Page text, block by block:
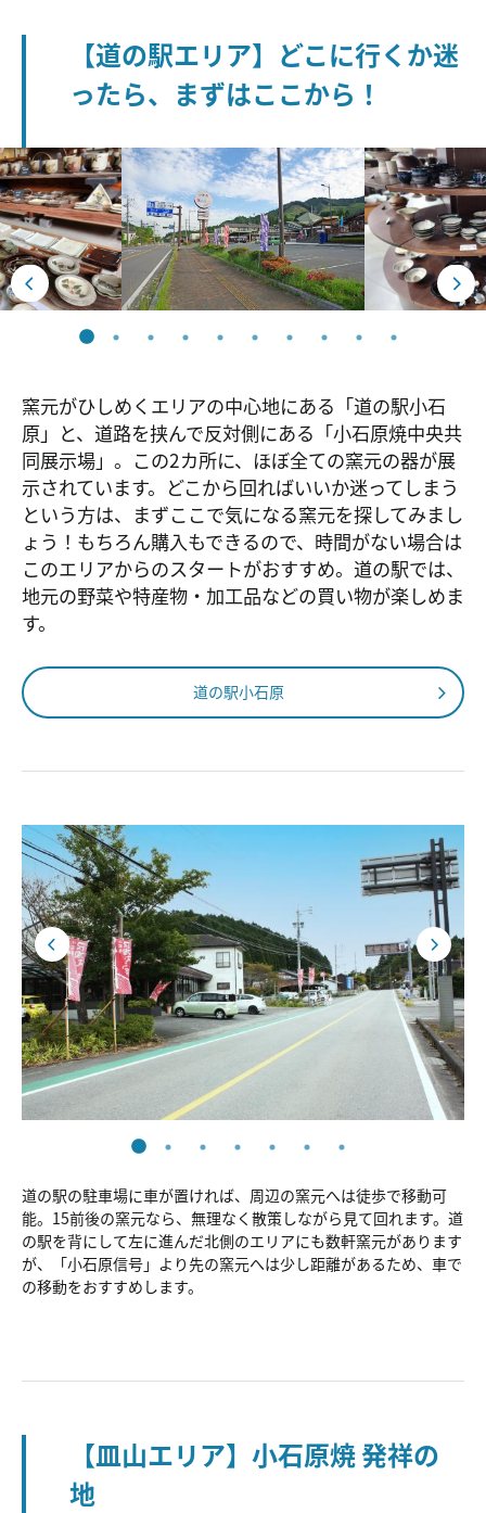
【道の駅エリア】どこに行くか迷
ったら、まずはここから！
窯元がひしめくエリアの中心地にある「道の駅小石
原」と、道路を挟んで反対側にある「小石原焼中央共
同展示場」。この2カ所に、ほぼ全ての窯元の器が展
示されています。どこから回ればいいか迷ってしまう
という方は、まずここで気になる窯元を探してみまし
ょう！もちろん購入もできるので、時間がない場合は
このエリアからのスタートがおすすめ。道の駅では、
地元の野菜や特産物・加工品などの買い物が楽しめま
す。
道の駅小石原
道の駅の駐車場に車が置ければ、周辺の窯元へは徒歩で移動可
能。15前後の窯元なら、無理なく散策しながら見て回れます。道
の駅を背にして左に進んだ北側のエリアにも数軒窯元があります
が、「小石原信号」より先の窯元へは少し距離があるため、車で
の移動をおすすめします。
【皿山エリア】小石原焼 発祥の
地